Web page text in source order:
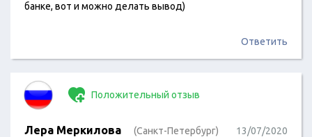
банке, вот и можно делать вывод)
Ответить
Положительный отзыв
Лера Меркилова (Санкт-Петербург) 13/07/2020